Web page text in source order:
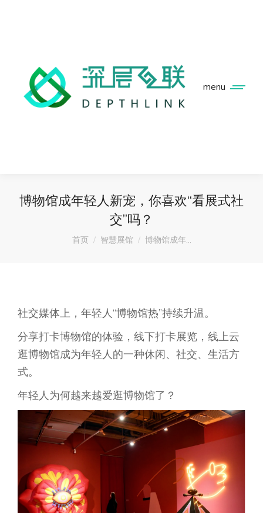
menu
博物馆成年轻人新宠，你喜欢“看展式社
交”吗？
您在这里：
首页 智慧展馆 博物馆成年…
社交媒体上，年轻人“博物馆热”持续升温。
分享打卡博物馆的体验，线下打卡展览，线上云
逛博物馆成为年轻人的一种休闲、社交、生活方
式。
年轻人为何越来越爱逛博物馆了？